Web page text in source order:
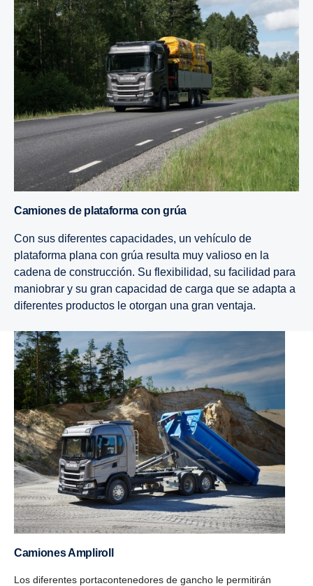
Camiones de plataforma con grúa
Con sus diferentes capacidades, un vehículo de
plataforma plana con grúa resulta muy valioso en la
cadena de construcción. Su flexibilidad, su facilidad para
maniobrar y su gran capacidad de carga que se adapta a
diferentes productos le otorgan una gran ventaja.
Camiones Ampliroll
Los diferentes portacontenedores de gancho le permitirán